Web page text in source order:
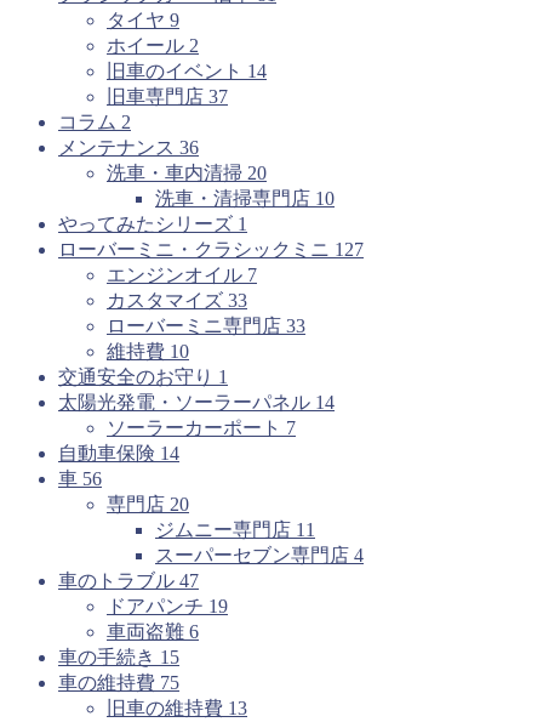
タイヤ 9
ホイール 2
旧車のイベント 14
旧車専門店 37
コラム 2
メンテナンス 36
洗車・車内清掃 20
洗車・清掃専門店 10
やってみたシリーズ 1
ローバーミニ・クラシックミニ 127
エンジンオイル 7
カスタマイズ 33
ローバーミニ専門店 33
維持費 10
交通安全のお守り 1
太陽光発電・ソーラーパネル 14
ソーラーカーポート 7
自動車保険 14
車 56
専門店 20
ジムニー専門店 11
スーパーセブン専門店 4
車のトラブル 47
ドアパンチ 19
車両盗難 6
車の手続き 15
車の維持費 75
旧車の維持費 13